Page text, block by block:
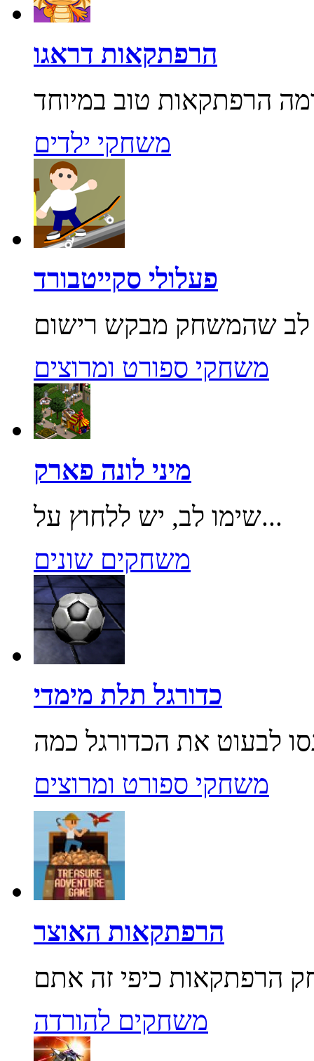
הרפתקאות דראגו
משחקי ילדים
פעלולי סקייטבורד
משחקי ספורט ומרוצים
מיני לונה פארק
שימו לב, יש ללחוץ על...
משחקים שונים
כדורגל תלת מימדי
משחקי ספורט ומרוצים
הרפתקאות האוצר
משחקים להורדה